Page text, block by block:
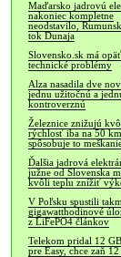
Maďarsko jadrovú
nakoniec kompletne
neodstavilo,
tok Dunaja
Slovensko.sk má opäť
technické problémy
Alza nasadila dve
jednu užitočnú a
kontroverznú
Železnice znižujú
rýchlosť iba na 50
spôsobuje to
Ďalšia jadrová
južne od Slovenska
kvôli teplu znížiť
V Poľsku spustili
gigawatthodinové
z LiFePO4 článkov
Telekom pridal 12
pre Easy, chce zaň